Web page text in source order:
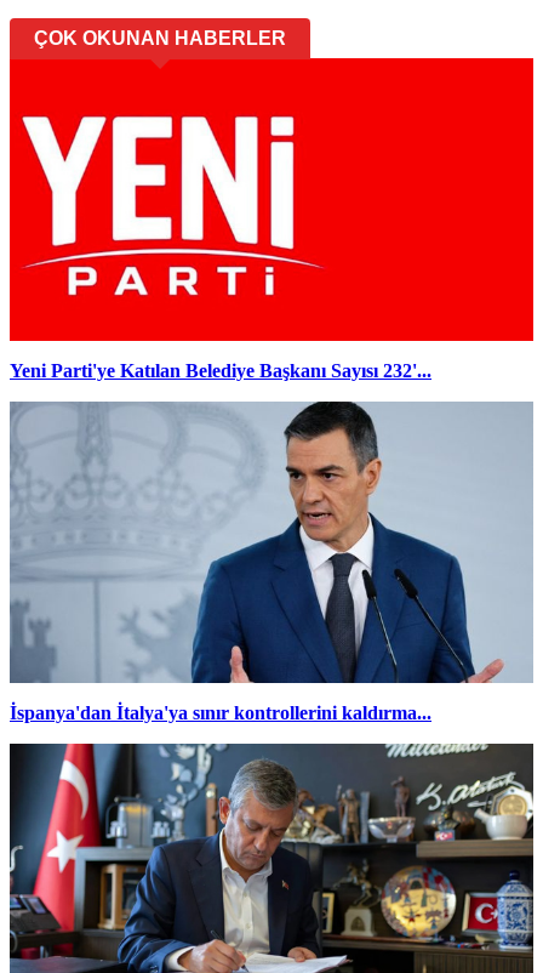
ÇOK OKUNAN HABERLER
Yeni Parti'ye Katılan Belediye Başkanı Sayısı 232'...
İspanya'dan İtalya'ya sınır kontrollerini kaldırma...